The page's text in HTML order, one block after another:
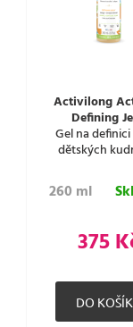
Activilong
Defining
Gel na definici
dětských
260 ml
375